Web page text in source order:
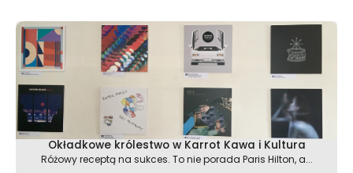
Okładkowe królestwo w Karrot Kawa i Kultura
Różowy receptą na sukces. To nie porada Paris Hilton, a...